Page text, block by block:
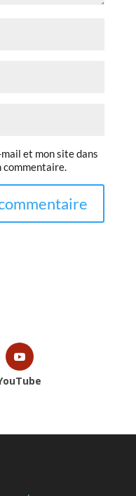
et mon site dans
commentaire.